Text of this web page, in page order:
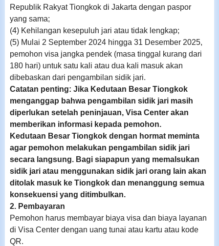
Republik Rakyat Tiongkok di Jakarta dengan paspor
yang sama;
(4) Kehilangan kesepuluh jari atau tidak lengkap;
(5) Mulai 2 September 2024 hingga 31 Desember 2025,
pemohon visa jangka pendek (masa tinggal kurang dari
180 hari) untuk satu kali atau dua kali masuk akan
dibebaskan dari pengambilan sidik jari.
Catatan penting: Jika Kedutaan Besar Tiongkok
menganggap bahwa pengambilan sidik jari masih
diperlukan setelah peninjauan, Visa Center akan
memberikan informasi kepada pemohon.
Kedutaan Besar Tiongkok dengan hormat meminta
agar pemohon melakukan pengambilan sidik jari
secara langsung. Bagi siapapun yang memalsukan
sidik jari atau menggunakan sidik jari orang lain akan
ditolak masuk ke Tiongkok dan menanggung semua
konsekuensi yang ditimbulkan.
2. Pembayaran
Pemohon harus membayar biaya visa dan biaya layanan
di Visa Center dengan uang tunai atau kartu atau kode
QR.